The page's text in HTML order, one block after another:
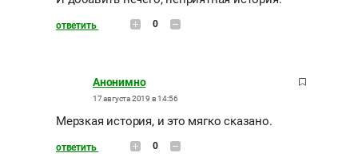
ответить 0
Анонимно
17 августа 2019 в 14:56
Мерзкая история, и это мягко сказано.
ответить 0